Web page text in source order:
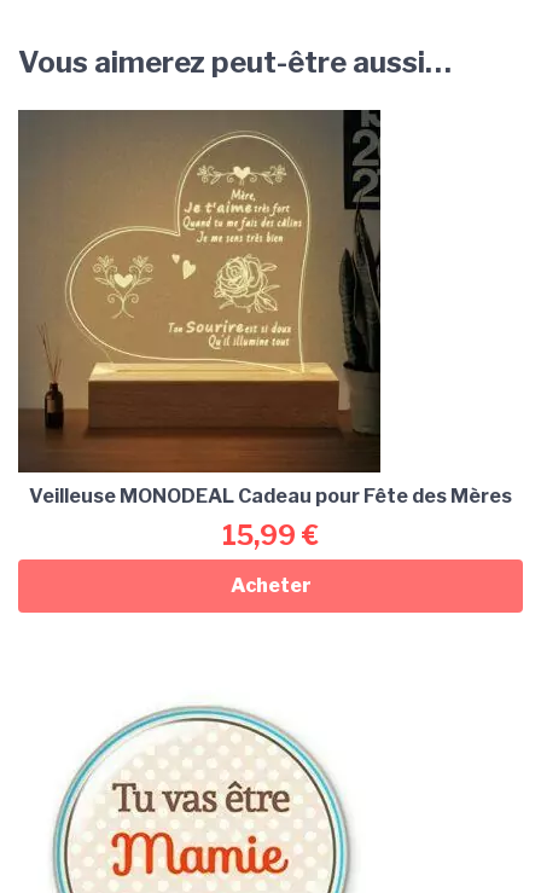
Vous aimerez peut-être aussi…
Veilleuse MONODEAL Cadeau pour Fête des Mères
15,99 €
Acheter